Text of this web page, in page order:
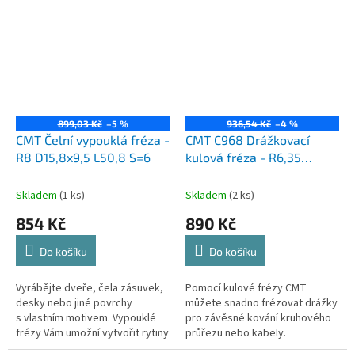
899,03 Kč –5 %
CMT Čelní vypouklá fréza -
R8 D15,8x9,5 L50,8 S=6
Skladem (1 ks)
854 Kč
Do košíku
Vyrábějte dveře, čela zásuvek,
desky nebo jiné povrchy
s vlastním motivem. Vypouklé
frézy Vám umožní vytvořit rytiny
do jakéhokoliv dřeva nebo
936,54 Kč –4 %
CMT C968 Drážkovací
kulová fréza - R6,35
Skladem (2 ks)
890 Kč
Do košíku
Pomocí kulové frézy CMT
můžete snadno frézovat drážky
pro závěsné kování kruhového
průřezu nebo kabely.
Doporučujeme nejprve